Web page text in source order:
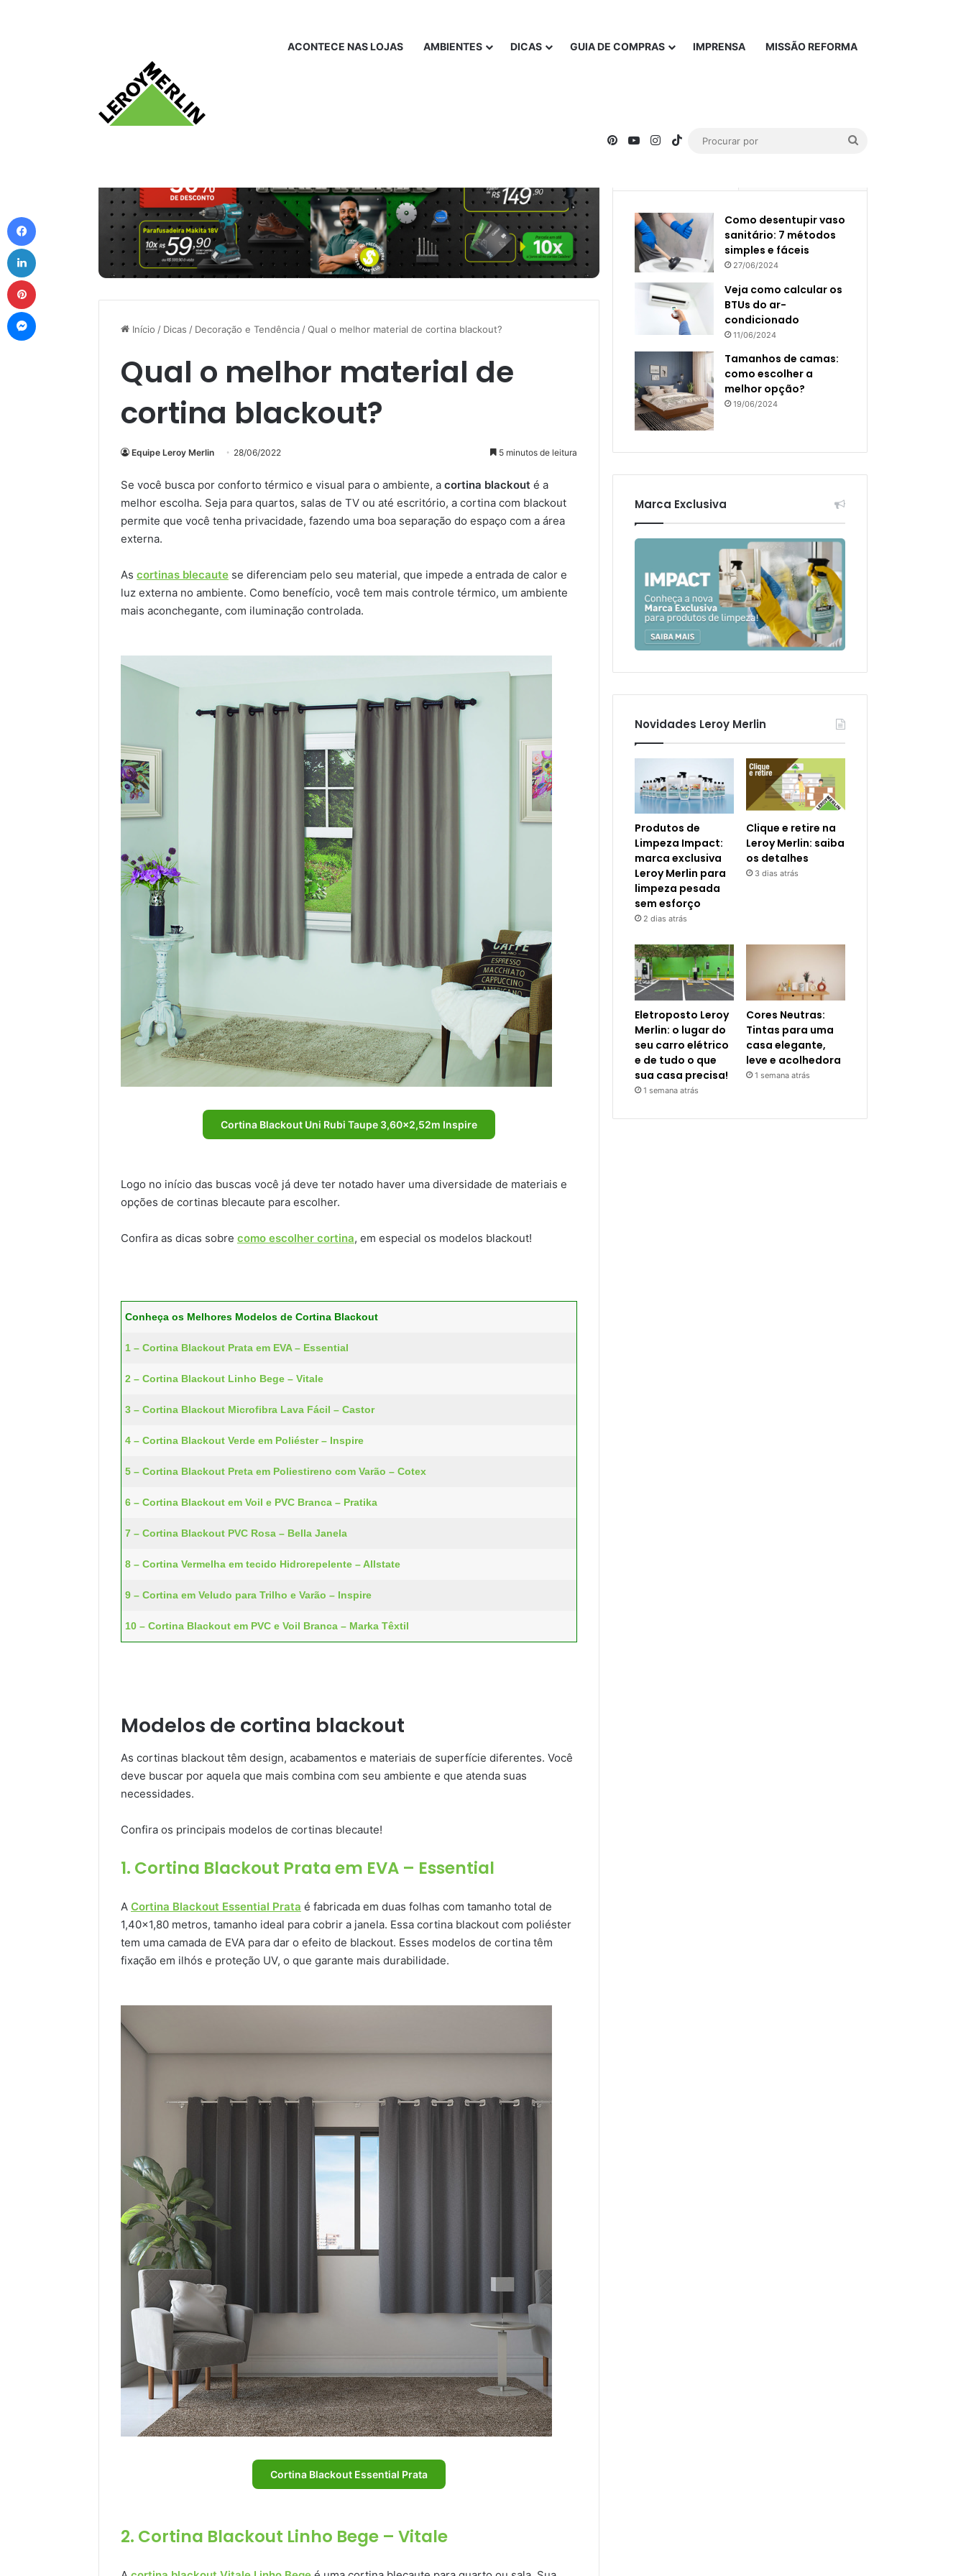
ACONTECE NAS LOJAS AMBIENTES DICAS GUIA DE COMPRAS IMPRENSA MISSÃO REFORMA
PinterestYouTubeInstagram
TikTok
Início / Dicas / Decoração e Tendência /Qual o melhor material de cortina blackout?
Qual o melhor material de
cortina blackout?
Equipe Leroy Merlin 28/06/2022 5 minutos de leitura
Se você busca por conforto térmico e visual para o ambiente, a cortina blackout é a
melhor escolha. Seja para quartos, salas de TV ou até escritório, a cortina com blackout
permite que você tenha privacidade, fazendo uma boa separação do espaço com a área
externa.
As cortinas blecaute se diferenciam pelo seu material, que impede a entrada de calor e
luz externa no ambiente. Como benefício, você tem mais controle térmico, um ambiente
mais aconchegante, com iluminação controlada.
Cortina Blackout Uni Rubi Taupe 3,60×2,52m Inspire
Logo no início das buscas você já deve ter notado haver uma diversidade de materiais e
opções de cortinas blecaute para escolher.
Confira as dicas sobre como escolher cortina, em especial os modelos blackout!
Conheça os Melhores Modelos de Cortina Blackout
1 – Cortina Blackout Prata em EVA – Essential
2 – Cortina Blackout Linho Bege – Vitale
3 – Cortina Blackout Microfibra Lava Fácil – Castor
4 – Cortina Blackout Verde em Poliéster – Inspire
5 – Cortina Blackout Preta em Poliestireno com Varão – Cotex
6 – Cortina Blackout em Voil e PVC Branca – Pratika
7 – Cortina Blackout PVC Rosa – Bella Janela
8 – Cortina Vermelha em tecido Hidrorepelente – Allstate
9 – Cortina em Veludo para Trilho e Varão – Inspire
10 – Cortina Blackout em PVC e Voil Branca – Marka Têxtil
Modelos de cortina blackout
As cortinas blackout têm design, acabamentos e materiais de superfície diferentes. Você
deve buscar por aquela que mais combina com seu ambiente e que atenda suas
necessidades.
Confira os principais modelos de cortinas blecaute!
1. Cortina Blackout Prata em EVA – Essential
A Cortina Blackout Essential Prata é fabricada em duas folhas com tamanho total de
1,40×1,80 metros, tamanho ideal para cobrir a janela. Essa cortina blackout com poliéster
tem uma camada de EVA para dar o efeito de blackout. Esses modelos de cortina têm
fixação em ilhós e proteção UV, o que garante mais durabilidade.
Cortina Blackout Essential Prata
2. Cortina Blackout Linho Bege – Vitale
Como desentupir vaso
sanitário: 7 métodos
simples e fáceis
27/06/2024
Veja como calcular os
BTUs do ar-
condicionado
11/06/2024
Tamanhos de camas:
como escolher a
melhor opção?
19/06/2024
Marca Exclusiva
Novidades Leroy Merlin
Produtos de
Limpeza Impact:
marca exclusiva
Leroy Merlin para
limpeza pesada
sem esforço
2 dias atrás
Clique e retire na
Leroy Merlin: saiba
os detalhes
3 dias atrás
Eletroposto Leroy
Merlin: o lugar do
seu carro elétrico
e de tudo o que
sua casa precisa!
1 semana atrás
Cores Neutras:
Tintas para uma
casa elegante,
leve e acolhedora
1 semana atrás